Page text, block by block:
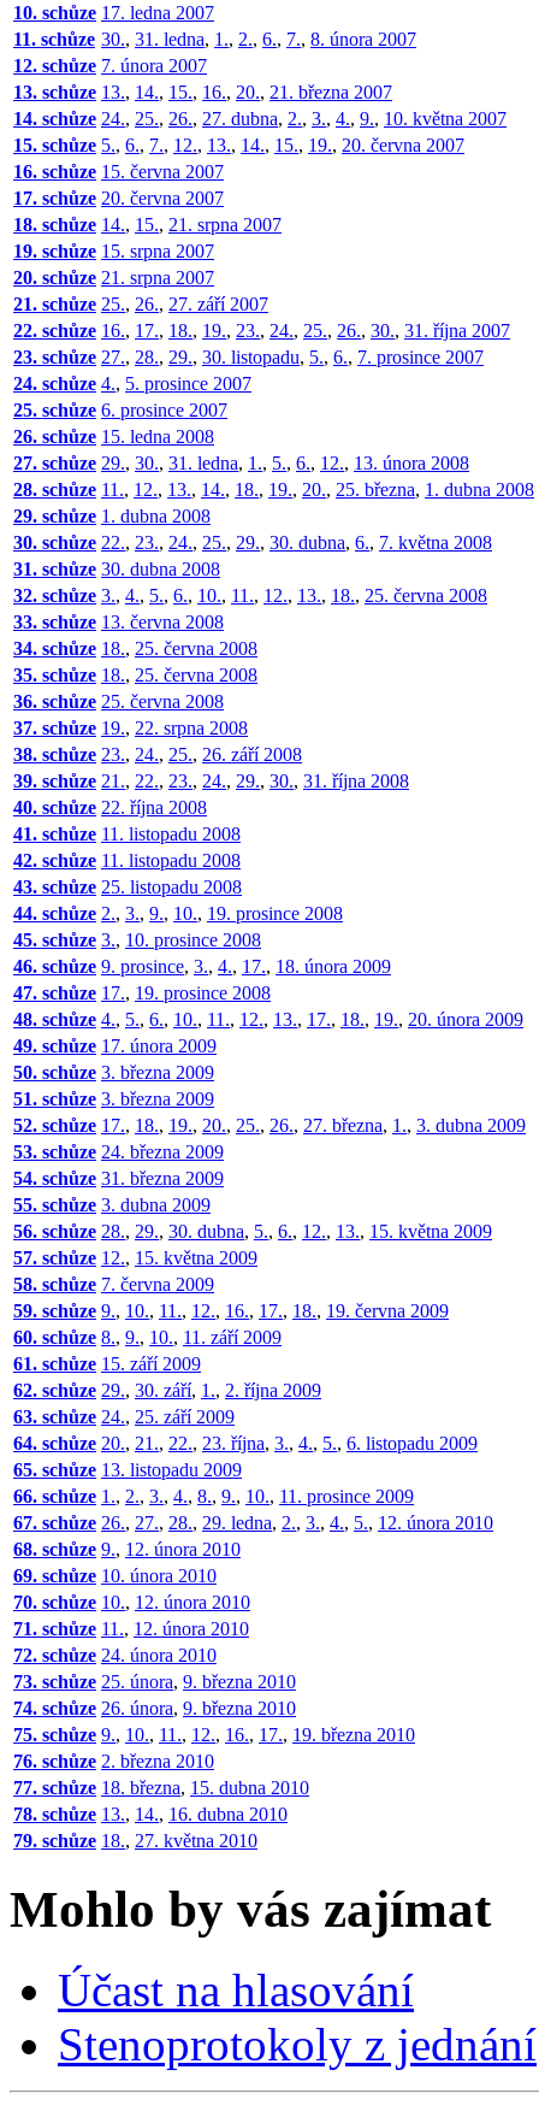
10. schůze 17. ledna 2007
11. schůze 30., 31. ledna, 1., 2., 6., 7., 8. února 2007
12. schůze 7. února 2007
13. schůze 13., 14., 15., 16., 20., 21. března 2007
14. schůze 24., 25., 26., 27. dubna, 2., 3., 4., 9., 10. května 2007
15. schůze 5., 6., 7., 12., 13., 14., 15., 19., 20. června 2007
16. schůze 15. června 2007
17. schůze 20. června 2007
18. schůze 14., 15., 21. srpna 2007
19. schůze 15. srpna 2007
20. schůze 21. srpna 2007
21. schůze 25., 26., 27. září 2007
22. schůze 16., 17., 18., 19., 23., 24., 25., 26., 30., 31. října 2007
23. schůze 27., 28., 29., 30. listopadu, 5., 6., 7. prosince 2007
24. schůze 4., 5. prosince 2007
25. schůze 6. prosince 2007
26. schůze 15. ledna 2008
27. schůze 29., 30., 31. ledna, 1., 5., 6., 12., 13. února 2008
28. schůze 11., 12., 13., 14., 18., 19., 20., 25. března, 1. dubna 2008
29. schůze 1. dubna 2008
30. schůze 22., 23., 24., 25., 29., 30. dubna, 6., 7. května 2008
31. schůze 30. dubna 2008
32. schůze 3., 4., 5., 6., 10., 11., 12., 13., 18., 25. června 2008
33. schůze 13. června 2008
34. schůze 18., 25. června 2008
35. schůze 18., 25. června 2008
36. schůze 25. června 2008
37. schůze 19., 22. srpna 2008
38. schůze 23., 24., 25., 26. září 2008
39. schůze 21., 22., 23., 24., 29., 30., 31. října 2008
40. schůze 22. října 2008
41. schůze 11. listopadu 2008
42. schůze 11. listopadu 2008
43. schůze 25. listopadu 2008
44. schůze 2., 3., 9., 10., 19. prosince 2008
45. schůze 3., 10. prosince 2008
46. schůze 9. prosince, 3., 4., 17., 18. února 2009
47. schůze 17., 19. prosince 2008
48. schůze 4., 5., 6., 10., 11., 12., 13., 17., 18., 19., 20. února 2009
49. schůze 17. února 2009
50. schůze 3. března 2009
51. schůze 3. března 2009
52. schůze 17., 18., 19., 20., 25., 26., 27. března, 1., 3. dubna 2009
53. schůze 24. března 2009
54. schůze 31. března 2009
55. schůze 3. dubna 2009
56. schůze 28., 29., 30. dubna, 5., 6., 12., 13., 15. května 2009
57. schůze 12., 15. května 2009
58. schůze 7. června 2009
59. schůze 9., 10., 11., 12., 16., 17., 18., 19. června 2009
60. schůze 8., 9., 10., 11. září 2009
61. schůze 15. září 2009
62. schůze 29., 30. září, 1., 2. října 2009
63. schůze 24., 25. září 2009
64. schůze 20., 21., 22., 23. října, 3., 4., 5., 6. listopadu 2009
65. schůze 13. listopadu 2009
66. schůze 1., 2., 3., 4., 8., 9., 10., 11. prosince 2009
67. schůze 26., 27., 28., 29. ledna, 2., 3., 4., 5., 12. února 2010
68. schůze 9., 12. února 2010
69. schůze 10. února 2010
70. schůze 10., 12. února 2010
71. schůze 11., 12. února 2010
72. schůze 24. února 2010
73. schůze 25. února, 9. března 2010
74. schůze 26. února, 9. března 2010
75. schůze 9., 10., 11., 12., 16., 17., 19. března 2010
76. schůze 2. března 2010
77. schůze 18. března, 15. dubna 2010
78. schůze 13., 14., 16. dubna 2010
79. schůze 18., 27. května 2010
Mohlo by vás zajímat
Účast na hlasování
Stenoprotokoly z jednání